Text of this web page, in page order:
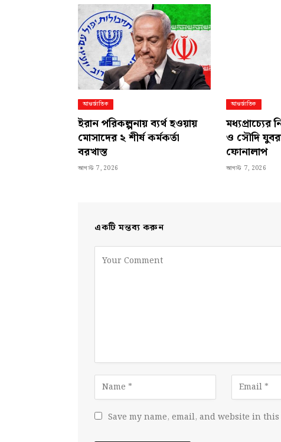
আন্তর্জাতিক
ইরান পরিকল্পনায় ব্যর্থ হওয়ায়
মোসাদের ২ শীর্ষ কর্মকর্তা
বরখাস্ত
আগস্ট 7, 2026
আন্তর্জাতিক
মধ্যপ্রাচ্যের
ও সৌদি
ফোনালাপ
আগস্ট 7, 2026
একটি মন্তব্য করুন
Save my name, email, and website in